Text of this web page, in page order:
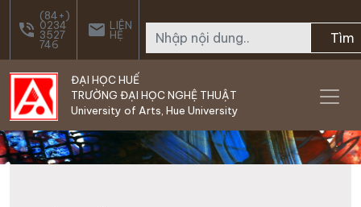
Skip to main content
phone_in_talk
(84+)
0234
3527
746
email LIÊN
HỆ Tìm
ĐẠI HỌC HUẾ
TRƯỜNG ĐẠI HỌC NGHỆ THUẬT
University of Arts, Hue University